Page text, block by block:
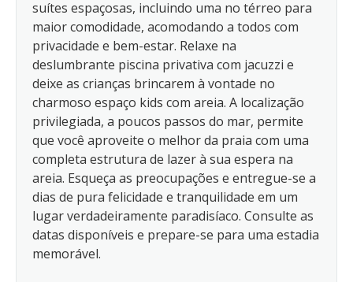
suítes espaçosas, incluindo uma no térreo para
maior comodidade, acomodando a todos com
privacidade e bem-estar. Relaxe na
deslumbrante piscina privativa com jacuzzi e
deixe as crianças brincarem à vontade no
charmoso espaço kids com areia. A localização
privilegiada, a poucos passos do mar, permite
que você aproveite o melhor da praia com uma
completa estrutura de lazer à sua espera na
areia. Esqueça as preocupações e entregue-se a
dias de pura felicidade e tranquilidade em um
lugar verdadeiramente paradisíaco. Consulte as
datas disponíveis e prepare-se para uma estadia
memorável.